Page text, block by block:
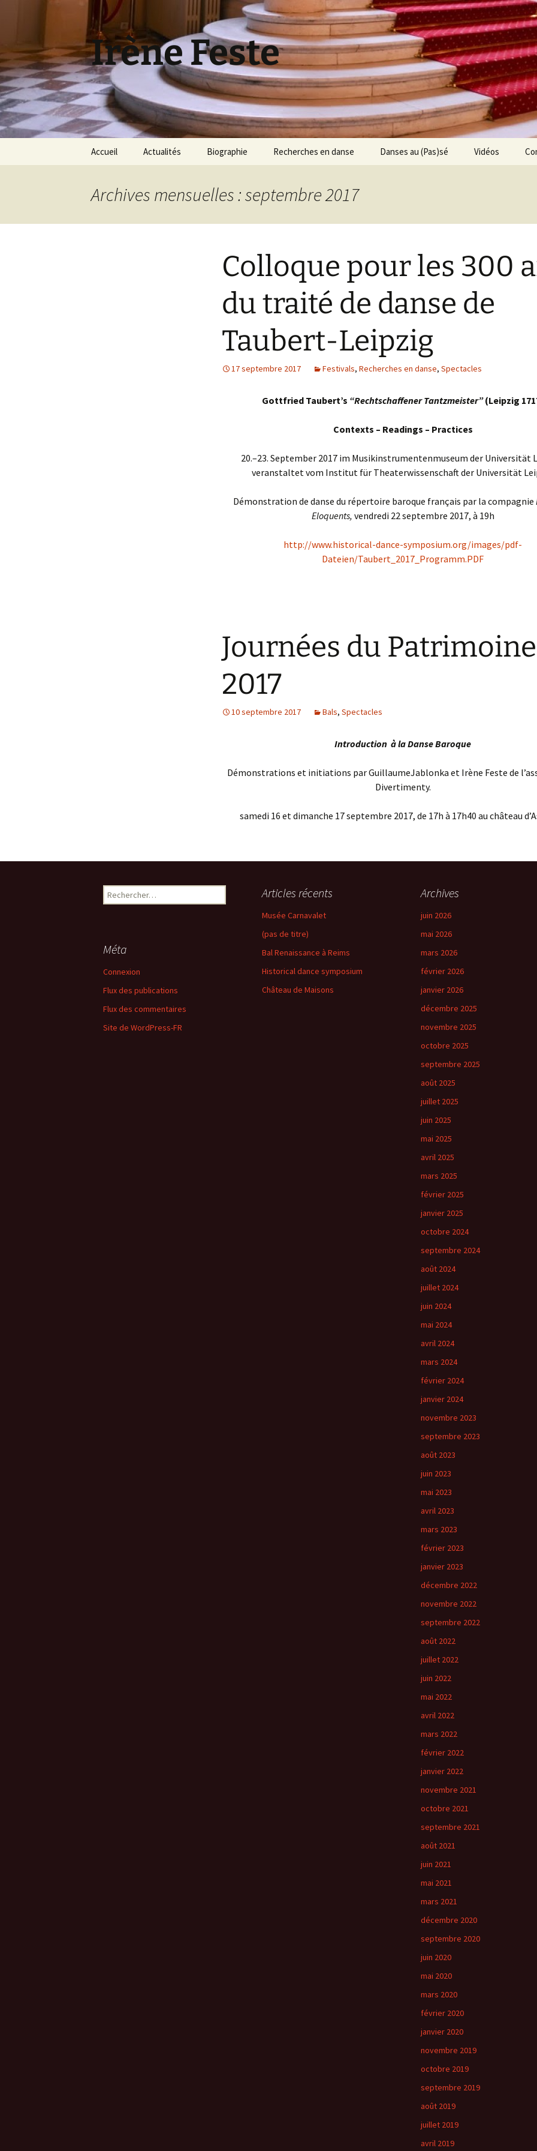
Irène Feste
Accueil Actualités Biographie Recherches en danse
200 ans de traités de
danse 1823 – 2023
Danse baroque
« Le Maître à danser », de
Pierre Rameau
Danses au (Pas)sé
Une petite histoire de la
Les Illustres
Vidéos
Archives mensuelles : septembre 2017
Colloque pour les 300
du traité de danse de
Taubert-Leipzig
17 septembre 2017 Festivals, Recherches en danse, Spectacles
Gottfried Taubert’s “Rechtschaffener Tantzmeister”(Leipzig
Contexts – Readings – Practices
20.–23. September 2017 im Musikinstrumentenmuseum der Universität
veranstaltet vom Institut für Theaterwissenschaft der Universität
Démonstration de danse du répertoire baroque français par la compagnie
Eloquents, vendredi 22 septembre 2017, à 19h
http://www.historical-dance-symposium.org/images/pdf-
Dateien/Taubert_2017_Programm.PDF
Journées du Patrimoine
2017
10 septembre 2017 Bals, Spectacles
Introduction à la Danse Baroque
Démonstrations et initiations par­ Guillaume­Jablonka et Irène­ Feste­ de­
Divertimenty.
samedi 16 et dimanche 17 septembre 2017, de 17h à 17h40 au château
Rechercher : Articles récents
Musée Carnavalet
(pas de titre)
Bal Renaissance à Reims
Historical dance symposium
Château de Maisons
Archives
juin 2026
mai 2026
mars 2026
février 2026
janvier 2026
décembre 2025
novembre 2025
octobre 2025
septembre 2025
août 2025
juillet 2025
juin 2025
mai 2025
avril 2025
mars 2025
février 2025
janvier 2025
octobre 2024
septembre 2024
août 2024
juillet 2024
juin 2024
mai 2024
avril 2024
mars 2024
février 2024
janvier 2024
novembre 2023
septembre 2023
août 2023
juin 2023
mai 2023
avril 2023
mars 2023
février 2023
janvier 2023
décembre 2022
novembre 2022
septembre 2022
août 2022
juillet 2022
juin 2022
mai 2022
avril 2022
mars 2022
février 2022
janvier 2022
novembre 2021
octobre 2021
septembre 2021
août 2021
juin 2021
mai 2021
mars 2021
décembre 2020
septembre 2020
juin 2020
mai 2020
mars 2020
février 2020
janvier 2020
novembre 2019
octobre 2019
septembre 2019
août 2019
juillet 2019
avril 2019
Méta
Connexion
Flux des publications
Flux des commentaires
Site de WordPress-FR